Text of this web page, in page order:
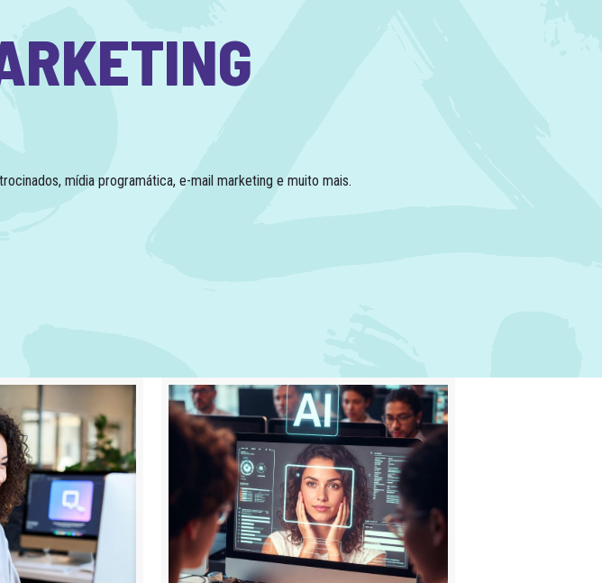
mídia programática, e-mail marketing e muito mais.